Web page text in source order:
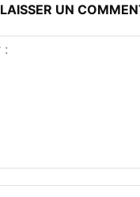
LAISSER UN